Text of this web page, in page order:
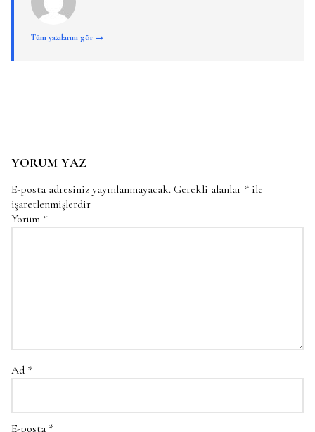
Tüm yazılarını gör →
YORUM YAZ
E-posta adresiniz yayınlanmayacak. Gerekli alanlar * ile
işaretlenmişlerdir
Yorum *
Ad *
E-posta *